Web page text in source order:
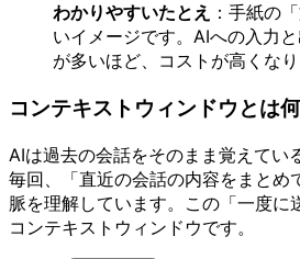
わかりやすいたとえ ：手紙の
いイメージです。AIへの入力
が多いほど、コストが高くなり
コンテキストウィンドウとは
AIは過去の会話をそのまま覚えてい
毎回、「直近の会話の内容をまとめ
脈を理解しています。この「一度に
コンテキストウィンドウです。